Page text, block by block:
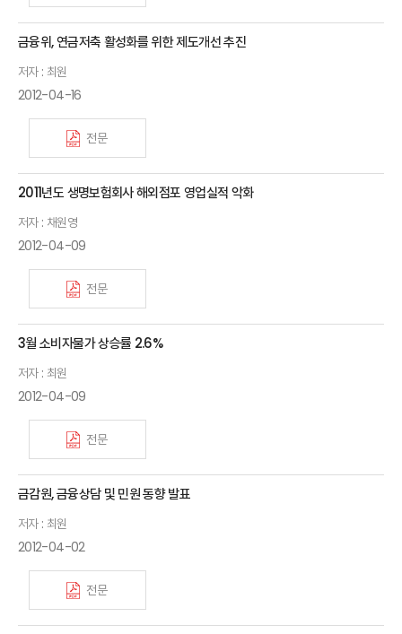
금융위, 연금저축 활성화를 위한 제도개선 추진
저자 : 최원
2012-04-16
전문
2011년도 생명보험회사 해외점포 영업실적 악화
저자 : 채원영
2012-04-09
전문
3월 소비자물가 상승률 2.6%
저자 : 최원
2012-04-09
전문
금감원, 금융상담 및 민원 동향 발표
저자 : 최원
2012-04-02
전문